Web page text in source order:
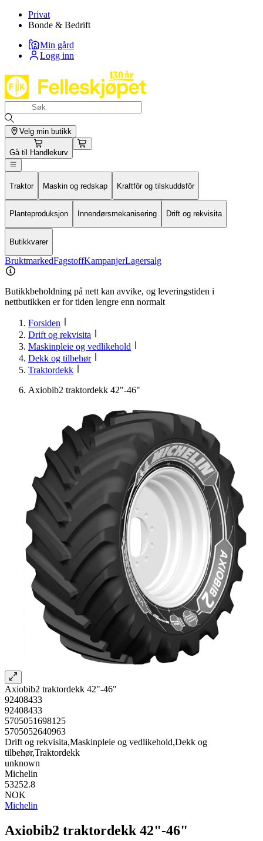
Privat
Bonde & Bedrift
Min gård
Logg inn
Velg min butikk
Gå til Handlekurv
Traktor Maskin og redskap Kraftfôr og tilskuddsfôr
Planteproduksjon Innendørsmekanisering Drift og rekvisita
Butikkvarer
BruktmarkedFagstoffKampanjerLagersalg
Butikkbeholdning på nett kan avvike, og leveringstiden i
nettbutikken er for tiden lengre enn normalt
Forsiden
Drift og rekvisita
Maskinpleie og vedlikehold
Dekk og tilbehør
Traktordekk
Axiobib2 traktordekk 42"-46"
Axiobib2 traktordekk 42"-46"
92408433
92408433
5705051698125
5705052640963
Drift og rekvisita,Maskinpleie og vedlikehold,Dekk og
tilbehør,Traktordekk
unknown
Michelin
53252.8
NOK
Michelin
Axiobib2 traktordekk 42"-46"